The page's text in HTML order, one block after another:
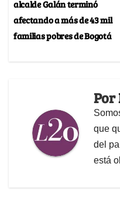
alcalde Galán terminó
afectando a más de 43 mil
familias pobres de Bogotá
Por
que
del
está